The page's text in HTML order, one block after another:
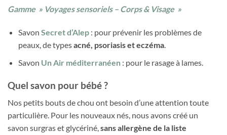
Gamme » Voyages sensoriels – Corps & Visage »
Savon Secret d’Alep: pour prévenir les problèmes de
peaux, de typesacné, psoriasis et eczéma.
Savon Un Air méditerranéen: pour le rasage à lames.
Quel savon pour bébé ?
Nos petits bouts de chou ont besoin d’une attention toute
particulière. Pour les nouveaux nés, nous avons créé un
savon surgras et glycériné,sans allergène de la liste